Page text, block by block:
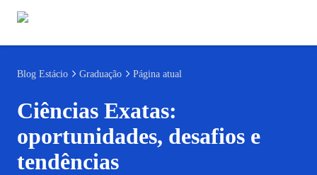
Blog Estácio Graduação Página atual
Ciências Exatas:
oportunidades, desafios e
tendências